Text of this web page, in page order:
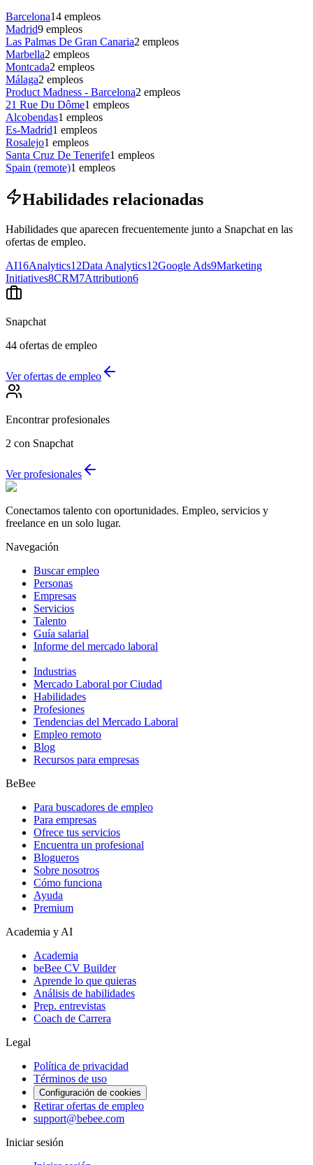
Barcelona14 empleos
Madrid9 empleos
Las Palmas De Gran Canaria2 empleos
Marbella2 empleos
Montcada2 empleos
Málaga2 empleos
Product Madness - Barcelona2 empleos
21 Rue Du Dôme1 empleos
Alcobendas1 empleos
Es-Madrid1 empleos
Rosalejo1 empleos
Santa Cruz De Tenerife1 empleos
Spain (remote)1 empleos
Habilidades relacionadas
Habilidades que aparecen frecuentemente junto a Snapchat en las
ofertas de empleo.
AI16Analytics12Data Analytics12Google Ads9Marketing
Initiatives8CRM7Attribution6
Snapchat
44 ofertas de empleo
Ver ofertas de empleo
Encontrar profesionales
2 con Snapchat
Ver profesionales
Conectamos talento con oportunidades. Empleo, servicios y
freelance en un solo lugar.
Navegación
Buscar empleo
Personas
Empresas
Servicios
Talento
Guía salarial
Informe del mercado laboral
Industrias
Mercado Laboral por Ciudad
Habilidades
Profesiones
Tendencias del Mercado Laboral
Empleo remoto
Blog
Recursos para empresas
BeBee
Para buscadores de empleo
Para empresas
Ofrece tus servicios
Encuentra un profesional
Blogueros
Sobre nosotros
Cómo funciona
Ayuda
Premium
Academia y AI
Academia
beBee CV Builder
Aprende lo que quieras
Análisis de habilidades
Prep. entrevistas
Coach de Carrera
Legal
Política de privacidad
Términos de uso
Configuración de cookies
Retirar ofertas de empleo
support@bebee.com
Iniciar sesión